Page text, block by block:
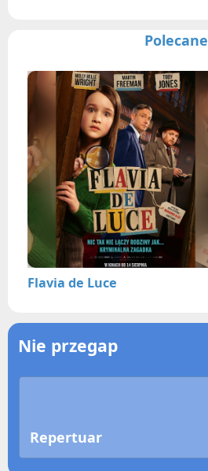
Polecane
Flavia de Luce
Nie przegap
Repertuar